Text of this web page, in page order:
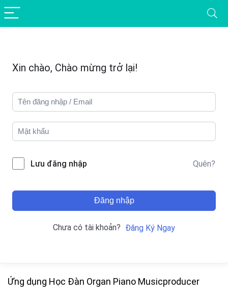
Xin chào, Chào mừng trở lại!
Lưu đăng nhập Quên?
Đăng nhập
Chưa có tài khoản? Đăng Ký Ngay
Ứng dụng Học Đàn Organ Piano Musicproducer